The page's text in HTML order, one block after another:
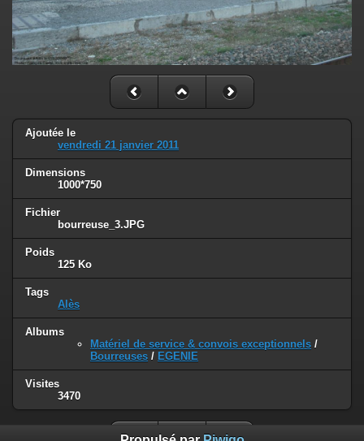
Ajoutée le
vendredi 21 janvier 2011
Dimensions
1000*750
Fichier
bourreuse_3.JPG
Poids
125 Ko
Tags
Alès
Albums
Matériel de service & convois exceptionnels /
Bourreuses / EGENIE
Visites
3470